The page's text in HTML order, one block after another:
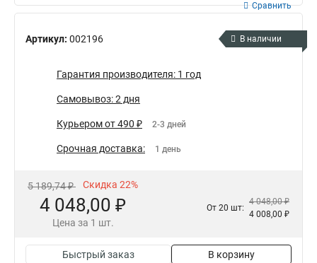
Артикул: 002196
Сравнить
В наличии
Гарантия производителя: 1 год
Самовывоз: 2 дня
Курьером от 490 ₽ 2-3 дней
Срочная доставка: 1 день
5 189,74 ₽ Скидка 22%
4 048,00 ₽
Цена за 1 шт.
От 20 шт:
4 048,00 ₽
4 008,00 ₽
Быстрый заказ В корзину